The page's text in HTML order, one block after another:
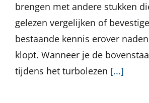
brengen met andere stukken
gelezen vergelijken of
bestaande kennis erover
klopt. Wanneer je de
tijdens het turbolezen [...]